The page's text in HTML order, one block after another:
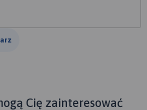
Cię zainteresować